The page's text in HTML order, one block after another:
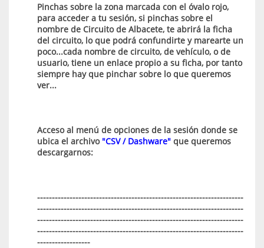
Pinchas sobre la zona marcada con el óvalo rojo,
para acceder a tu sesión, si pinchas sobre el
nombre de Circuito de Albacete, te abrirá la ficha
del circuito, lo que podrá confundirte y marearte un
poco...cada nombre de circuito, de vehículo, o de
usuario, tiene un enlace propio a su ficha, por tanto
siempre hay que pinchar sobre lo que queremos
ver...
Acceso al menú de opciones de la sesión donde se
ubica el archivo "CSV / Dashware" que queremos
descargarnos:
----------------------------------------------------------------------
----------------------------------------------------------------------
----------------------------------------------------------------------
----------------------------------------------------------------------
------------------